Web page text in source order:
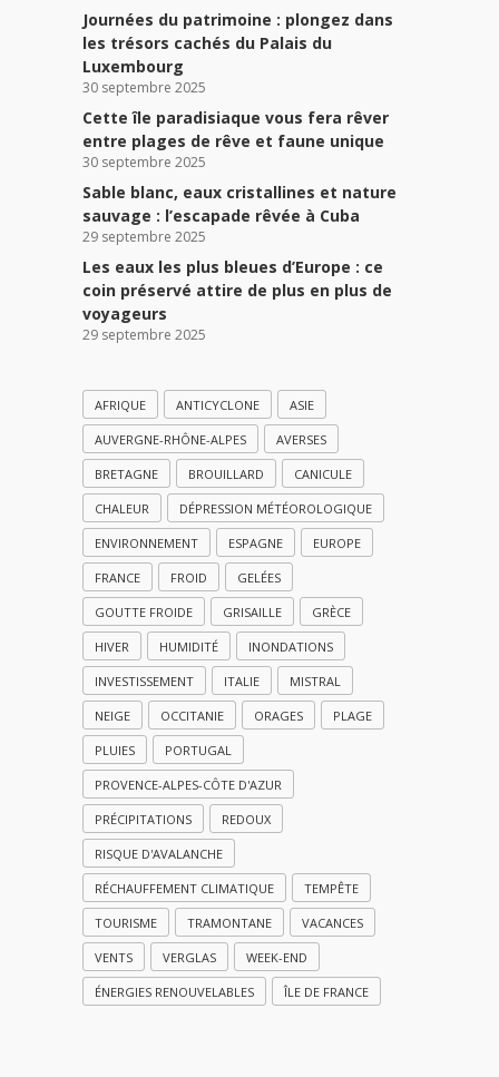
Journées du patrimoine : plongez dans
les trésors cachés du Palais du
Luxembourg
30 septembre 2025
Cette île paradisiaque vous fera rêver
entre plages de rêve et faune unique
30 septembre 2025
Sable blanc, eaux cristallines et nature
sauvage : l’escapade rêvée à Cuba
29 septembre 2025
Les eaux les plus bleues d’Europe : ce
coin préservé attire de plus en plus de
voyageurs
29 septembre 2025
AFRIQUE ANTICYCLONE ASIE
AUVERGNE-RHÔNE-ALPES AVERSES
BRETAGNE BROUILLARD CANICULE
CHALEUR DÉPRESSION MÉTÉOROLOGIQUE
ENVIRONNEMENT ESPAGNE EUROPE
FRANCE FROID GELÉES
GOUTTE FROIDE GRISAILLE GRÈCE
HIVER HUMIDITÉ INONDATIONS
INVESTISSEMENT ITALIE MISTRAL
NEIGE OCCITANIE ORAGES PLAGE
PLUIES PORTUGAL
PROVENCE-ALPES-CÔTE D'AZUR
PRÉCIPITATIONS REDOUX
RISQUE D'AVALANCHE
RÉCHAUFFEMENT CLIMATIQUE TEMPÊTE
TOURISME TRAMONTANE VACANCES
VENTS VERGLAS WEEK-END
ÉNERGIES RENOUVELABLES ÎLE DE FRANCE